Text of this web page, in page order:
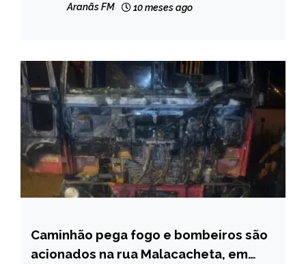
INTERNACIONAL
NOTÍCIAS
Aranãs FM 10 meses ago
CAPELINHA
NOTÍCIAS
Caminhão pega fogo e bombeiros são
acionados na rua Malacacheta, em